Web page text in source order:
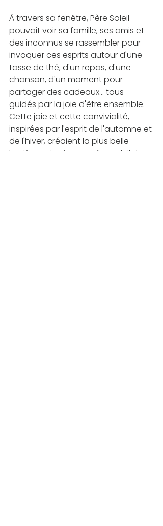
À travers sa fenêtre, Père Soleil
pouvait voir sa famille, ses amis et
des inconnus se rassembler pour
invoquer ces esprits autour d'une
tasse de thé, d'un repas, d'une
chanson, d'un moment pour
partager des cadeaux... tous
guidés par la joie d'être ensemble.
Cette joie et cette convivialité,
inspirées par l'esprit de l'automne et
de l'hiver, créaient la plus belle
lumière qui soit pour Père Soleil : la